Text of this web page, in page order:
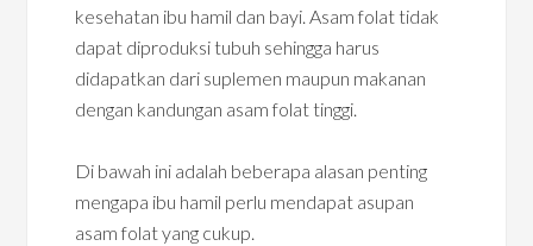
kesehatan ibu hamil dan bayi. Asam folat tidak
dapat diproduksi tubuh sehingga harus
didapatkan dari suplemen maupun makanan
dengan kandungan asam folat tinggi.
Di bawah ini adalah beberapa alasan penting
mengapa ibu hamil perlu mendapat asupan
asam folat yang cukup.